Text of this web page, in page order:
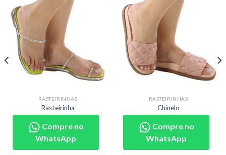
RASTEIRINHAS
Rasteirinha
Compre no
WhatsApp
RASTEIRINHAS
Chinelo
Compre no
WhatsApp